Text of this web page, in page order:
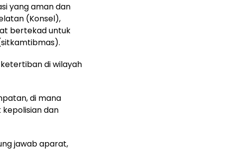
yang aman dan
(Konsel),
bertekad untuk
di wilayah
di mana
dan
jawab aparat,